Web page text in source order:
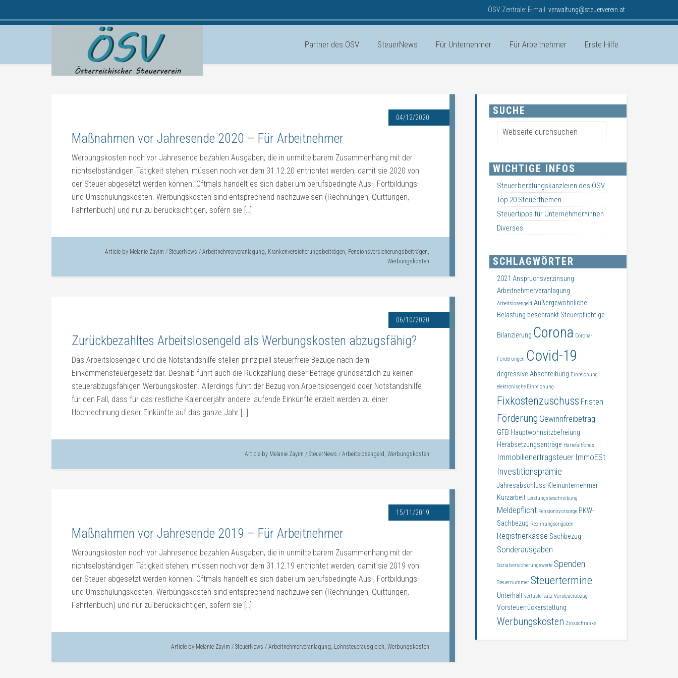
ÖSV Zentrale: E-mail: verwaltung@steuerverein.at
Partner des ÖSV SteuerNews Für Unternehmer Für Arbeitnehmer Erste Hilfe
04/12/2020
Maßnahmen vor Jahresende 2020 – Für Arbeitnehmer
Werbungskosten noch vor Jahresende bezahlen Ausgaben, die in unmittelbarem Zusammenhang mit der
nichtselbständigen Tätigkeit stehen, müssen noch vor dem 31.12.20 entrichtet werden, damit sie 2020 von
der Steuer abgesetzt werden können. Oftmals handelt es sich dabei um berufsbedingte Aus-, Fortbildungs-
und Umschulungskosten. Werbungskosten sind entsprechend nachzuweisen (Rechnungen, Quittungen,
Fahrtenbuch) und nur zu berücksichtigen, sofern sie […]
Article by Melanie Zayim / SteuerNews / Arbeitnehmerveranlagung, Krankenversicherungsbeiträgen, Pensionsversicherungsbeiträgen,
Werbungskosten
06/10/2020
Zurückbezahltes Arbeitslosengeld als Werbungskosten abzugsfähig?
Das Arbeitslosengeld und die Notstandshilfe stellen prinzipiell steuerfreie Bezüge nach dem
Einkommensteuergesetz dar. Deshalb führt auch die Rückzahlung dieser Beträge grundsätzlich zu keinen
steuerabzugsfähigen Werbungskosten. Allerdings führt der Bezug von Arbeitslosengeld oder Notstandshilfe
für den Fall, dass für das restliche Kalenderjahr andere laufende Einkünfte erzielt werden zu einer
Hochrechnung dieser Einkünfte auf das ganze Jahr […]
Article by Melanie Zayim / SteuerNews / Arbeitslosengeld, Werbungskosten
15/11/2019
Maßnahmen vor Jahresende 2019 – Für Arbeitnehmer
Werbungskosten noch vor Jahresende bezahlen Ausgaben, die in unmittelbarem Zusammenhang mit der
nichtselbständigen Tätigkeit stehen, müssen noch vor dem 31.12.19 entrichtet werden, damit sie 2019 von
der Steuer abgesetzt werden können. Oftmals handelt es sich dabei um berufsbedingte Aus-, Fortbildungs-
und Umschulungskosten. Werbungskosten sind entsprechend nachzuweisen (Rechnungen, Quittungen,
Fahrtenbuch) und nur zu berücksichtigen, sofern sie […]
Article by Melanie Zayim / SteuerNews / Arbeitnehmerveranlagung, Lohnsteuerausgleich, Werbungskosten
SUCHE
WICHTIGE INFOS
Steuerberatungskanzleien des ÖSV
Top 20 Steuerthemen
Steuertipps für Unternehmer*innen
Diverses
SCHLAGWÖRTER
2021 Anspruchsverzinsung
Arbeitnehmerveranlagung
Arbeitslosengeld Außergewöhnliche
Belastung beschränkt Steuerpflichtige
Bilanzierung Corona Corona-
Förderungen Covid-19
degressive Abschreibung Einreichung
elektronische Einreichung
Fixkostenzuschuss Fristen
Förderung Gewinnfreibetrag
GFB Hauptwohnsitzbefreiung
Herabsetzungsanträge Härtefallfonds
Immobilienertragsteuer ImmoESt
Investitionsprämie
Jahresabschluss Kleinunternehmer
Kurzarbeit Leistungsbeschreibung
Meldepflicht Pensionsvorsorge PKW-
Sachbezug Rechnungsangaben
Registrierkasse Sachbezug
Sonderausgaben
Sozialversicherungswerte Spenden
Steuernummer Steuertermine
Unterhalt verlustersatz Vorsteuerabzug
Vorsteuerrückerstattung
Werbungskosten Zinsschranke